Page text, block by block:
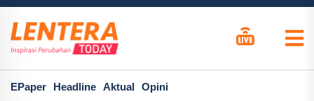
EPaper Headline Aktual Opini